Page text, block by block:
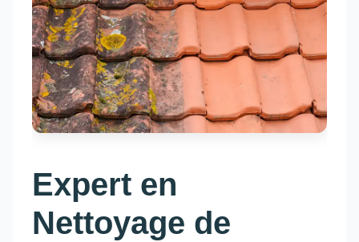
Expert en
Nettoyage de